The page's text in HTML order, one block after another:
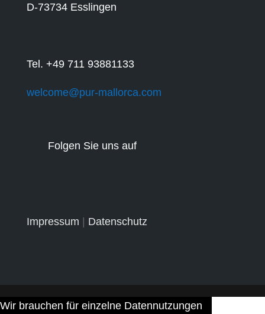
D-73734 Esslingen
Tel. +49 711 93881133
welcome@pur-mallorca.com
Folgen Sie uns auf
Impressum | Datenschutz
Wir brauchen für einzelne Datennutzungen